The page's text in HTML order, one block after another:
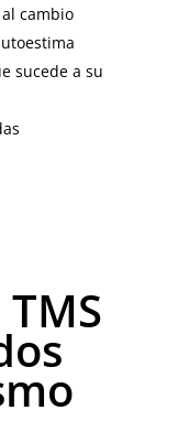
cambio
sucede a su